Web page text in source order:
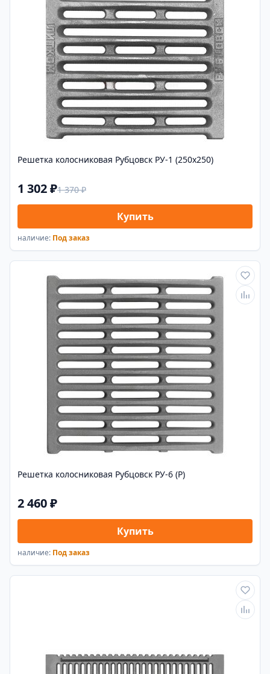
Решетка колосниковая Рубцовск РУ-1 (250х250)
1 302 ₽1 370 ₽
Купить
наличие: Под заказ
Решетка колосниковая Рубцовск РУ-6 (Р)
2 460 ₽
Купить
наличие: Под заказ